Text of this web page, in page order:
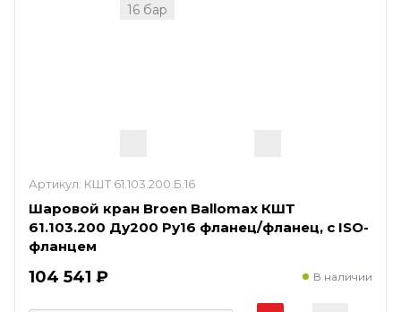
16 бар
Артикул: КШТ 61.103.200.Б.16
Шаровой кран Broen Ballomax КШТ
61.103.200 Ду200 Ру16 фланец/фланец, с ISO-
фланцем
104 541 ₽ В наличии